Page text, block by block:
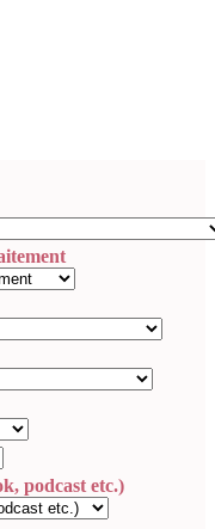
podcast etc.)